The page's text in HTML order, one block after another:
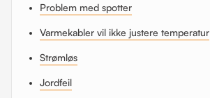
Problem med spotter
Varmekabler vil ikke justere temperatur
Strømløs
Jordfeil